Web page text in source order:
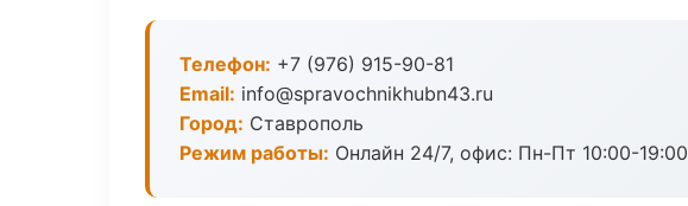
Телефон: +7 (976) 915-90-81
Email: info@spravochnikhubn43.ru
Город: Ставрополь
Режим работы: Онлайн 24/7, офис: Пн-Пт 10:00-19:00